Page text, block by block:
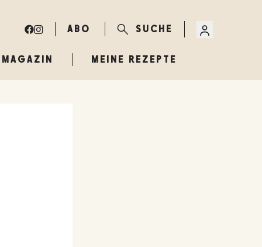
ABO SUCHE
MAGAZIN MEINE REZEPTE